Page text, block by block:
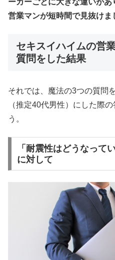
ーカーごとに大きな違いが
営業マンが短時間で見抜けま
セキスイハイムの営
質問をした結果
それでは、魔法の3つの質問
（推定40代男性）にした際
う。
「耐震性はどうなって
に対して